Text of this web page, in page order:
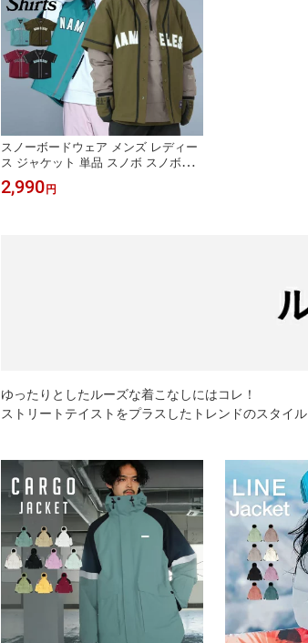
スノーボードウェア メンズ レディー
ス ジャケット 単品 スノボ スノボー
ウェア ウエア スノーボード スキー
ベースボールシャツ namelessage/ネ
2,990 円
ゆったりとしたルーズな着こなしにはコレ！
ストリートテイストをプラスしたトレンドのスタイル